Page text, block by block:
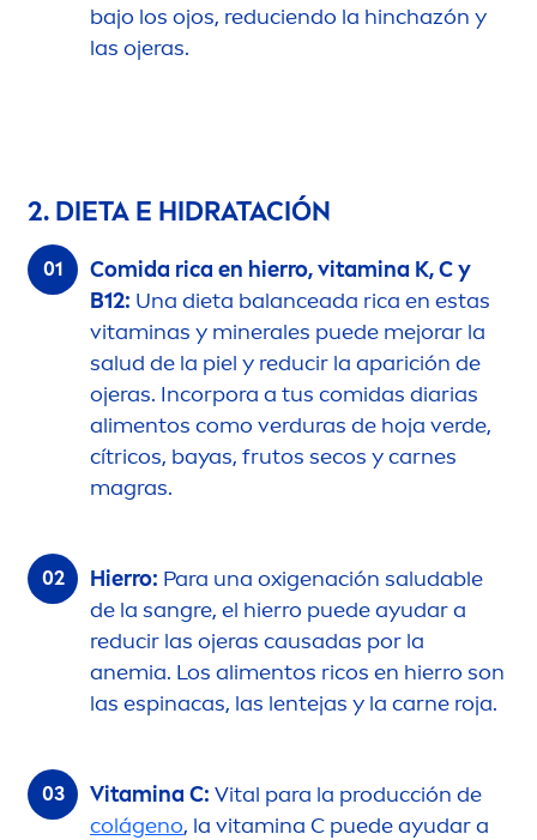
bajo los ojos, reduciendo la hinchazón y
las ojeras.
2. DIETA E HIDRATACIÓN
Comida rica en hierro,vitamina K, C y
B12: Una dieta balanceada rica en estas
vitaminas y minerales puede mejorar la
salud de la piel y reducir la aparición de
ojeras. Incorpora a tus comidas diarias
alimentos como verduras de hoja verde,
cítricos, bayas, frutos secos y carnes
magras.
Hierro: Para una oxigenación saludable
de la sangre, el hierro puede ayudar a
reducir las ojeras causadas por la
anemia. Los alimentos ricos en hierro son
las espinacas, las lentejas y la carne roja.
Vitamina C: Vital para la producción de
colágeno, la vitamina C puede ayudar a